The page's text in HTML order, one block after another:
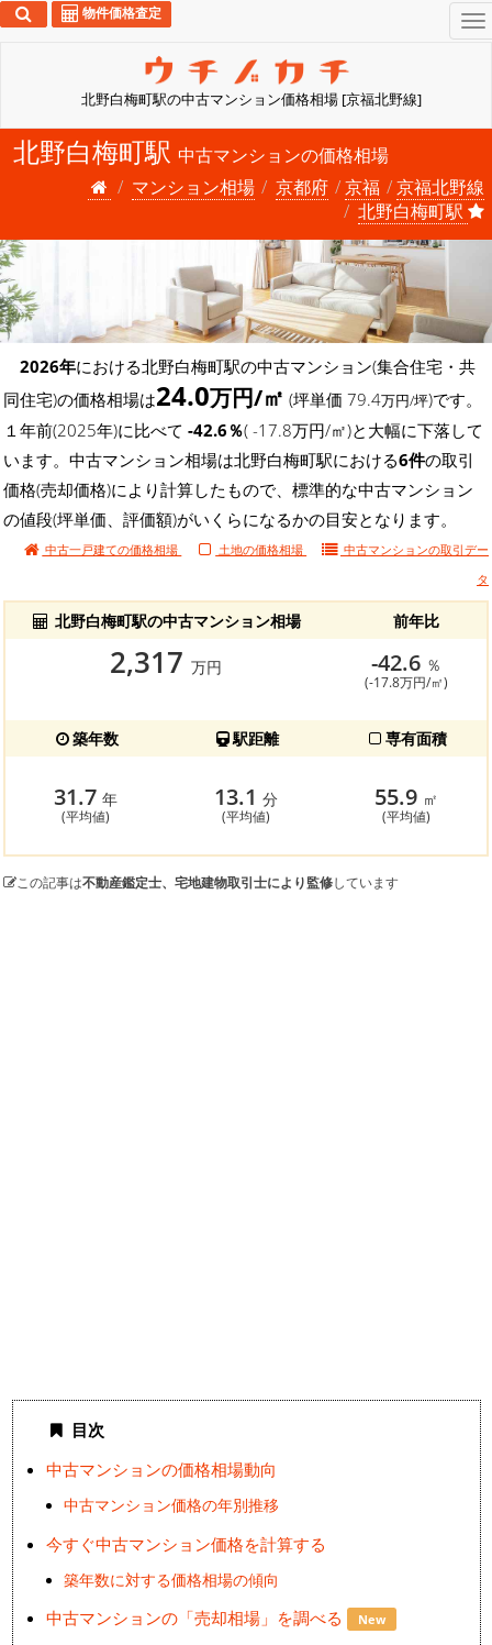
北野白梅町駅の中古マンション価格相場 [京福北野線]
物件価格査定
北野白梅町駅 中古マンションの価格相場
マンション相場
京都府 京福
京福北野線
北野白梅町駅
2026年における北野白梅町駅の中古マンション(集合住宅・共
同住宅)の価格相場は24.0万円/㎡ (坪単価 79.4万円/坪)です。
１年前(2025年)に比べて -42.6％( -17.8万円/㎡)と大幅に下落して
います。中古マンション相場は北野白梅町駅における6件の取引
価格(売却価格)により計算したもので、標準的な中古マンション
の値段(坪単価、評価額)がいくらになるかの目安となります。
中古一戸建ての価格相場 土地の価格相場 中古マンションの取引デー
タ
北野白梅町駅の中古マンション相場 前年比
2,317 万円 -42.6 ％
(-17.8万円/㎡)
築年数 駅距離 専有面積
31.7 年
(平均値)
13.1 分
(平均値)
55.9 ㎡
(平均値)
この記事は不動産鑑定士、宅地建物取引士により監修しています
目次
中古マンションの価格相場動向
中古マンション価格の年別推移
今すぐ中古マンション価格を計算する
築年数に対する価格相場の傾向
中古マンションの「売却相場」を調べる New